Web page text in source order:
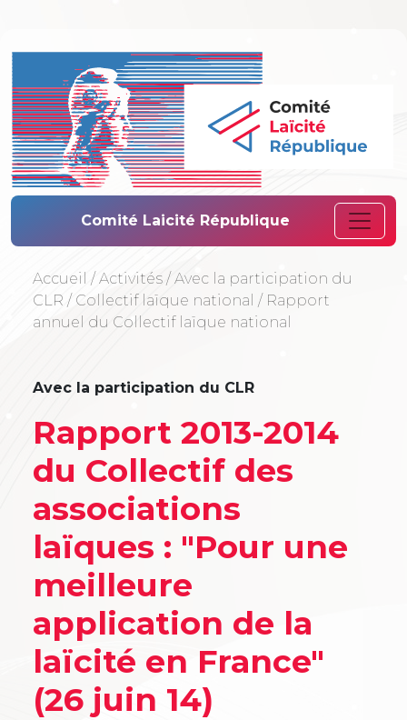
Comité Laïcité
Comité Laicité République
Accueil / Activités / Avec la participation du
CLR / Collectif laïque national / Rapport
annuel du Collectif laïque national
Avec la participation du CLR
Rapport 2013-2014
du Collectif des
associations
laïques : "Pour une
meilleure
application de la
laïcité en France"
(26 juin 14)